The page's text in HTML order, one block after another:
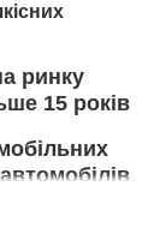
ринку
15 років
В-ДЕНЬ